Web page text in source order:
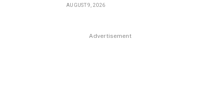
AUGUST 9, 2026
Advertisement